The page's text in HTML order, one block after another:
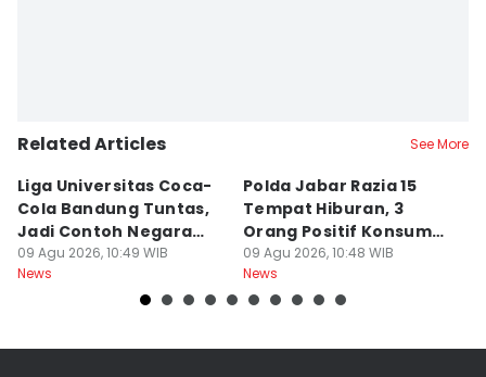
Related Articles See More
Liga Universitas Coca-
Cola Bandung Tuntas,
Jadi Contoh Negara
Lain
09 Agu 2026, 10:49 WIB
News
Polda Jabar Razia 15
Tempat Hiburan, 3
Orang Positif Konsumsi
Narkoba
09 Agu 2026, 10:48 WIB
News